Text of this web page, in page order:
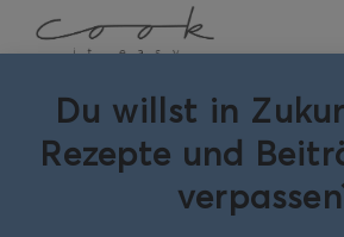
topfen
Du willst in
Rezepte und